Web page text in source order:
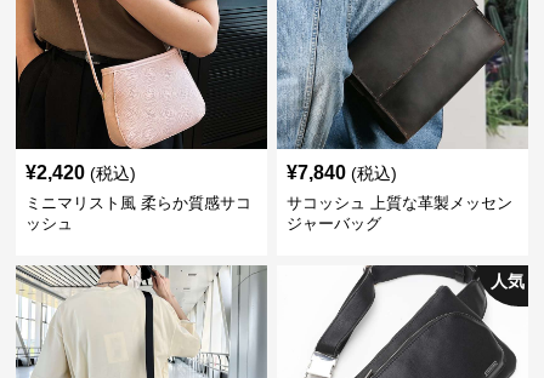
¥2,420 (税込)
ミニマリスト風 柔らか質感サコ
ッシュ
¥7,840 (税込)
サコッシュ 上質な革製メッセン
ジャーバッグ
人気